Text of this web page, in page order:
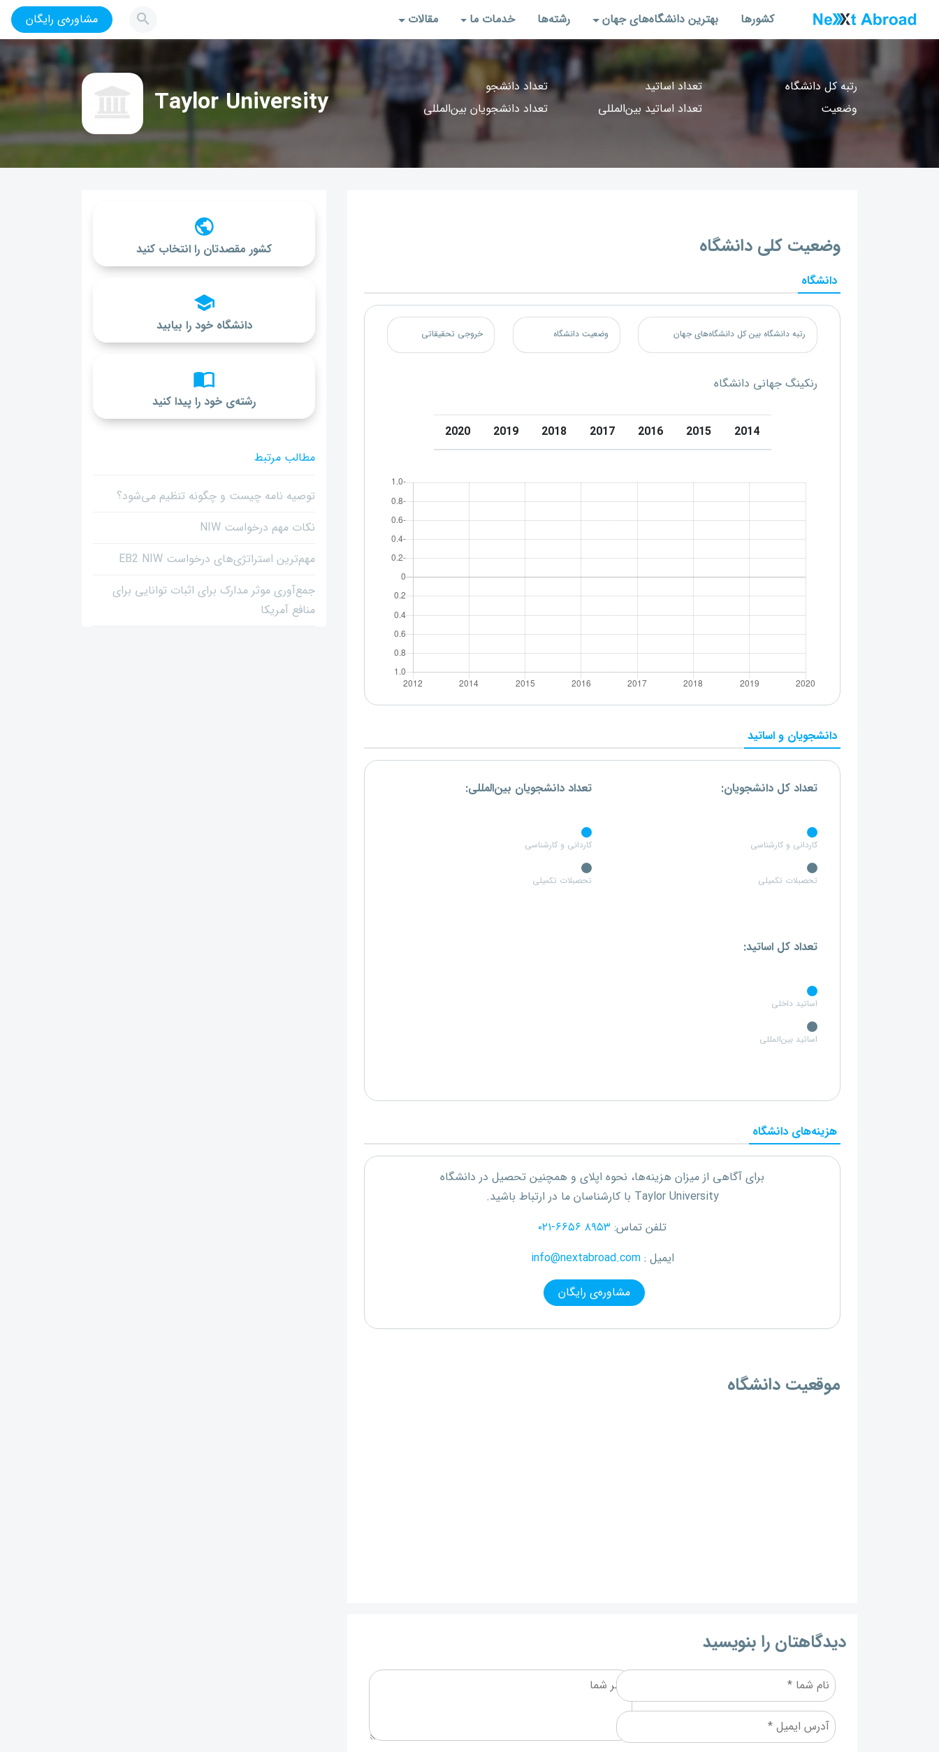
کشورها بهترین دانشگاه‌های جهان رشته‌‌ها خدمات ما مقالات مشاوره‌ی رایگان
رتبه کل دانشگاه تعداد اساتید
تعداد دانشجو
وضعیت
تعداد اساتید بین‌المللی تعداد دانشجویان بین‌المللی Taylor University
وضعیت کلی دانشگاه
دانشگاه
رتبه دانشگاه بین کل دانشگاه‌های جهان وضعیت دانشگاه خروجی تحقیقاتی
رنکینگ جهانی دانشگاه
2014
2015
2016
2017
2018
2019
2020
دانشجویان و اساتید
تعداد کل دانشجویان:
کاردانی و کارشناسی
تحصبلات تکمیلی
تعداد دانشجویان بین‌المللی:
کاردانی و کارشناسی
تحصبلات تکمیلی
تعداد کل اساتید:
اساتید داخلی
اساتید بین‌المللی
هزینه‌های دانشگاه
برای آگاهی از میزان هزینه‌ها، نحوه اپلای و همچنین تحصیل در دانشگاه
Taylor University با کارشناسان ما در ارتباط باشید.
تلفن تماس: ۰۲۱-۶۶۵۶ ۸۹۵۳
ایمیل :info@nextabroad.com
مشاوره‌ی رایگان
موقعیت دانشگاه
دیدگاهتان را بنویسید
کشور مقصدتان را انتخاب کنید
دانشگاه خود را بیابید
رشته‌ی خود را پیدا کنید
مطالب مرتبط
توصیه نامه چیست و چگونه تنظیم می‌شود؟
نکات مهم درخواست NIW
مهم‌ترین استراتژی‌های درخواست EB2 NIW
جمع‌آوری موثر مدارک برای اثبات توانایی برای
منافع آمریکا